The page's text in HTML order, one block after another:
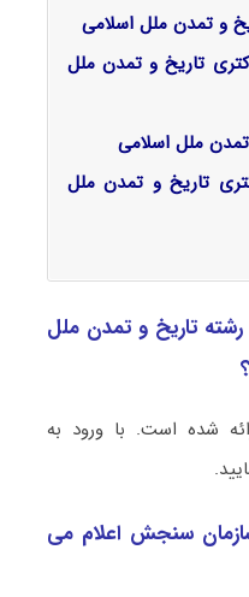
و تمدن ملل اسلامی
تاریخ و تمدن ملل
ملل اسلامی
تاریخ و تمدن ملل
تاریخ و تمدن ملل
شده است. با ورود به
سنجش اعلام می